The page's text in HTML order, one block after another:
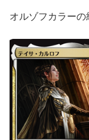
オルゾフカラーの